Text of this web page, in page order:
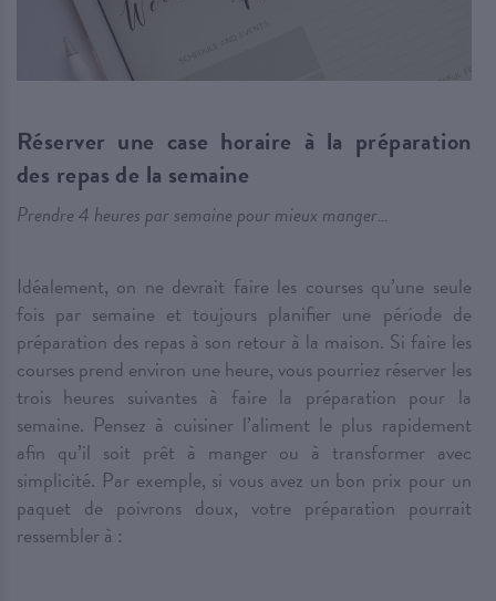
Réserver une case horaire à la préparation
des repas de la semaine
Prendre 4 heures par semaine pour mieux manger…
Idéalement, on ne devrait faire les courses qu’une seule
fois par semaine et toujours planifier une période de
préparation des repas à son retour à la maison. Si faire les
courses prend environ une heure, vous pourriez réserver les
trois heures suivantes à faire la préparation pour la
semaine. Pensez à cuisiner l’aliment le plus rapidement
afin qu’il soit prêt à manger ou à transformer avec
simplicité. Par exemple, si vous avez un bon prix pour un
paquet de poivrons doux, votre préparation pourrait
ressembler à :